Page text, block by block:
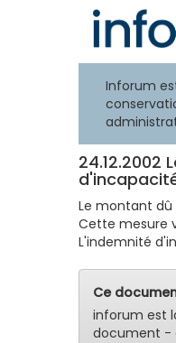
Inforum
Le montant dû
Cette mesure
L'indemnité
Ce
inforum est
document -